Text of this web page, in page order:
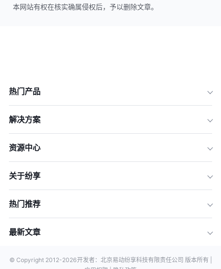
本网站有权在核实确属侵权后，予以删除文章。
热门产品
解决方案
资源中心
关于纷享
热门推荐
最新文章
© Copyright 2012-2026开发者：北京易动纷享科技有限责任公司 版本所有 |